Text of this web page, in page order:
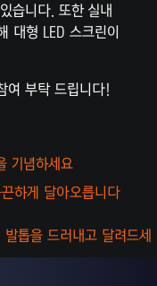
습니다. 또한 실내
대형 LED 스크린이
여 부탁 드립니다!
기념하세요
하게 달아오릅니다
톱을 드러내고 달려드세